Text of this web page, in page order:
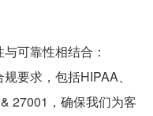
可靠性相结合：
要求，包括HIPAA、
27001，确保我们为客